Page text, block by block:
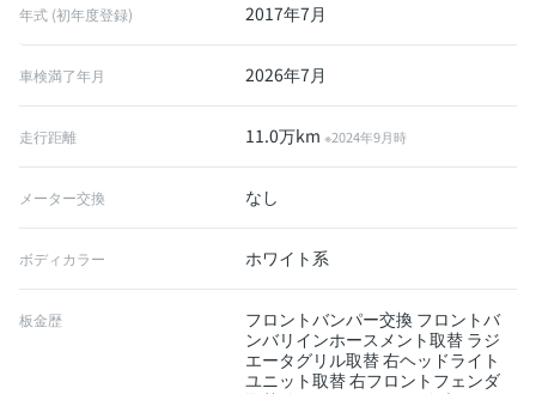
年式 (初年度登録) 2017年7月
車検満了年月 2026年7月
走行距離 11.0万km※2024年9月時
メーター交換 なし
ボディカラー ホワイト系
板金歴
フロントバンパー交換 フロントバ
ンバリインホースメント取替 ラジ
エータグリル取替 右ヘッドライト
ユニット取替 右フロントフェンダ